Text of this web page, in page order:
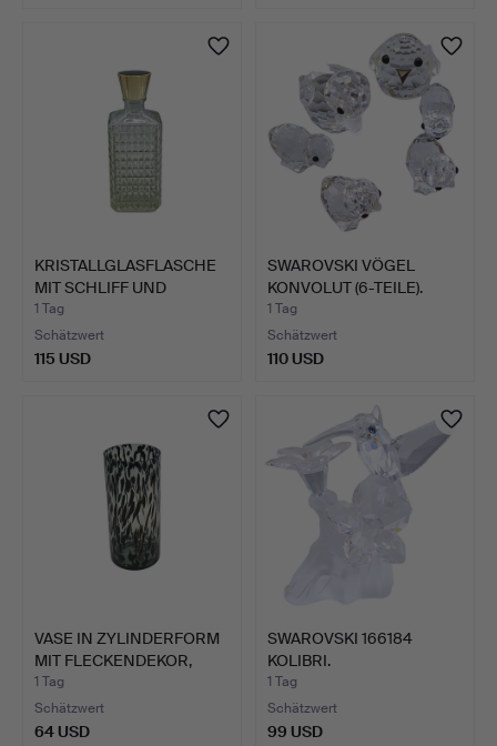
KRISTALLGLASFLASCHE
MIT SCHLIFF UND
SCHRAU…
1 Tag
Schätzwert
115 USD
SWAROVSKI VÖGEL
KONVOLUT (6-TEILE).
1 Tag
Schätzwert
110 USD
VASE IN ZYLINDERFORM
MIT FLECKENDEKOR,
GLA…
1 Tag
Schätzwert
64 USD
SWAROVSKI 166184
KOLIBRI.
1 Tag
Schätzwert
99 USD